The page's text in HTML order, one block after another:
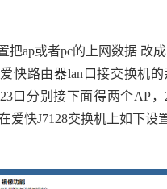
把ap或者pc的上网数据 改
快路由器lan口接交换机
口分别接下面得两个AP
爱快J7128交换机上如下设